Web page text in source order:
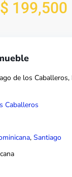
199,500
de los Caballeros,
Caballeros
, Santiago